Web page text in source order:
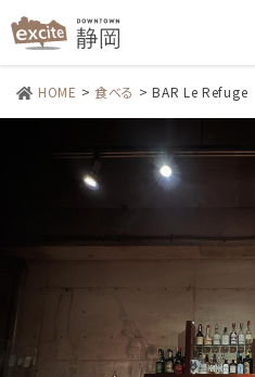
HOME > 食べる > BAR Le Refuge